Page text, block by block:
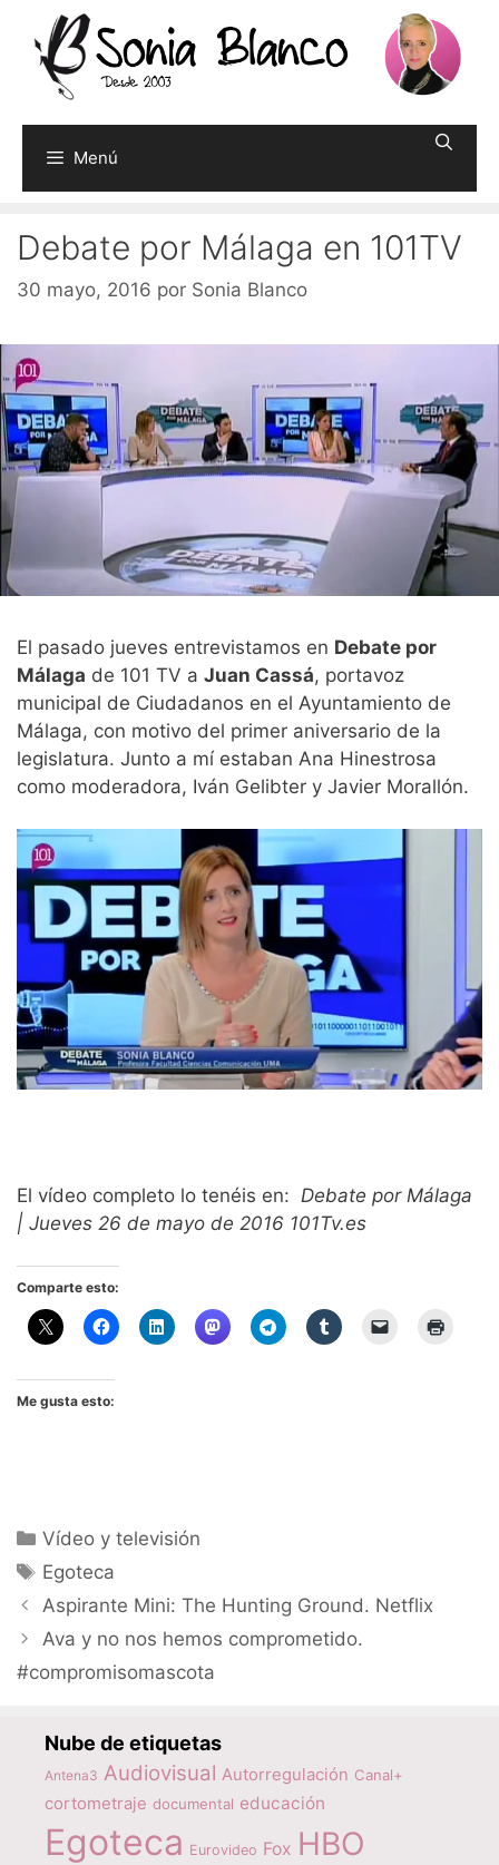
contenido
Menú
Debate por Málaga en 101TV
30 mayo, 2016 por Sonia Blanco
El pasado jueves entrevistamos en Debate por
Málaga de 101 TV a Juan Cassá, portavoz
municipal de Ciudadanos en el Ayuntamiento de
Málaga, con motivo del primer aniversario de la
legislatura. Junto a mí estaban Ana Hinestrosa
como moderadora, Iván Gelibter y Javier Morallón.
El vídeo completo lo tenéis en: Debate por Málaga
| Jueves 26 de mayo de 2016 101Tv.es
Comparte esto:
Me gusta esto:
Categorías
Vídeo y televisión
Etiquetas
Egoteca
Aspirante Mini: The Hunting Ground. Netflix
Ava y no nos hemos comprometido.
#compromisomascota
Nube de etiquetas
Antena3 Audiovisual Autorregulación Canal+
cortometraje documental educación
Egoteca Eurovideo Fox HBO